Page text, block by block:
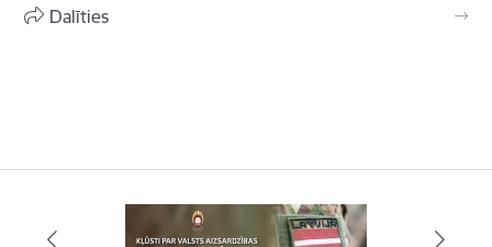
Dalīties